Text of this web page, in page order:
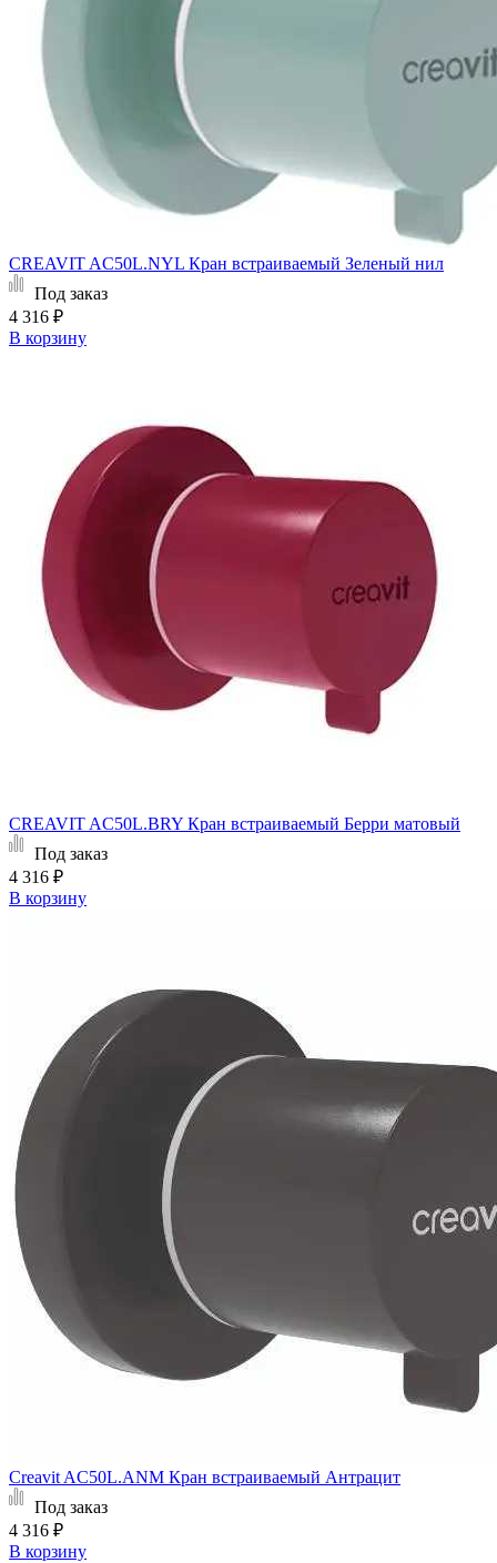
CREAVIT AC50L.NYL Кран встраиваемый Зеленый нил
Под заказ
4 316 ₽
В корзину
CREAVIT AC50L.BRY Кран встраиваемый Берри матовый
Под заказ
4 316 ₽
В корзину
Creavit AC50L.ANM Кран встраиваемый Антрацит
Под заказ
4 316 ₽
В корзину